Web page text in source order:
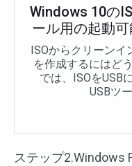
Windows 10の
ール用の起動
ISOからクリーンイ
を作成するにはど
では、ISOをUSB
USBツ
ステップ2.Windows